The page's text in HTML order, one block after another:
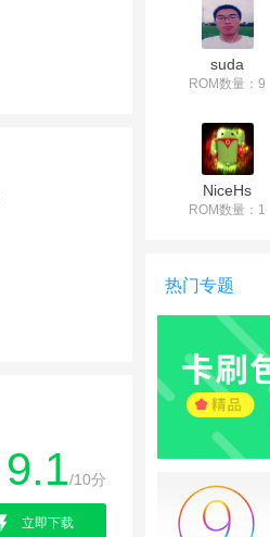
9.1/10分
立即下载
suda
ROM数量：9
NiceHs
ROM数量：1
热门专题